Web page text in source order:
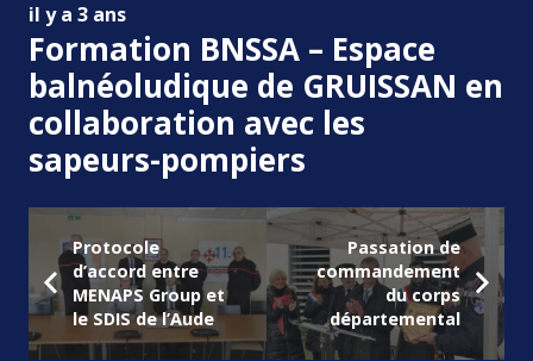
il y a 3 ans
Formation BNSSA – Espace
balnéoludique de GRUISSAN en
collaboration avec les
sapeurs-pompiers
Protocole
d’accord entre
MENAPS Group et
le SDIS de l’Aude
Passation de
commandement
du corps
départemental